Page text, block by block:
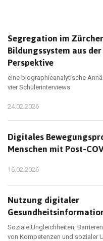
Segregation im Zürcher
Bildungssystem aus
Perspektive
eine biographieanalytische
vier Schülerinterviews
24.02.2026
Digitales
Menschen mit Post-
16.02.2026
Nutzung digitaler
Soziale Ungleichheiten,
von Kompetenzen und sozialer